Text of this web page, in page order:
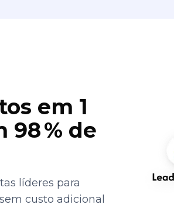
em 1
% de
líderes para
custo adicional